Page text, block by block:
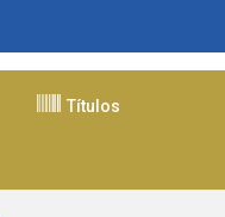
Títulos